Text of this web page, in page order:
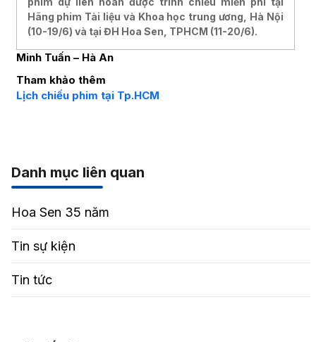
Hãng phim Tài liệu và Khoa học trung ương, Hà Nội
(10-19/6) và tại ĐH Hoa Sen, TPHCM (11-20/6).
Minh Tuấn – Hà An
Tham khảo thêm
Lịch chiếu phim tại Tp.HCM
Danh mục liên quan
Hoa Sen 35 năm
Tin sự kiện
Tin tức